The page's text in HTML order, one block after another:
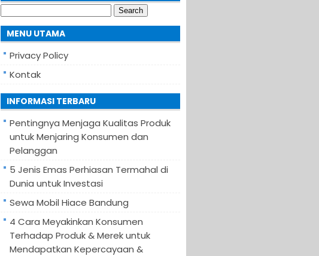
for:
MENU UTAMA
Privacy Policy
Kontak
INFORMASI TERBARU
Pentingnya Menjaga Kualitas Produk
untuk Menjaring Konsumen dan
Pelanggan
5 Jenis Emas Perhiasan Termahal di
Dunia untuk Investasi
Sewa Mobil Hiace Bandung
4 Cara Meyakinkan Konsumen
Terhadap Produk & Merek untuk
Mendapatkan Kepercayaan &